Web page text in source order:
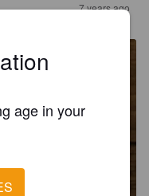
7 years ago
age in your